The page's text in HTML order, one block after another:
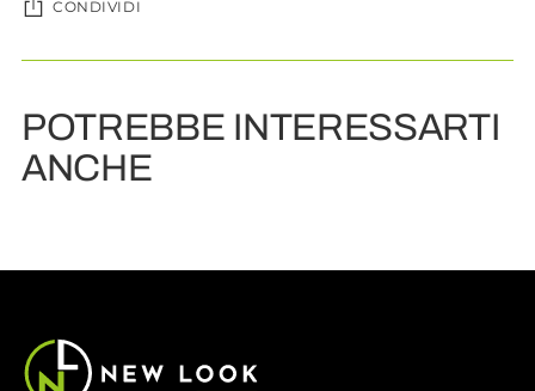
CONDIVIDI
prodotto
al
carrello...
POTREBBE INTERESSARTI
ANCHE